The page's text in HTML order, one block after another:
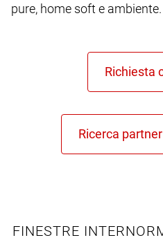
pure, home soft e ambiente.
FINESTRE